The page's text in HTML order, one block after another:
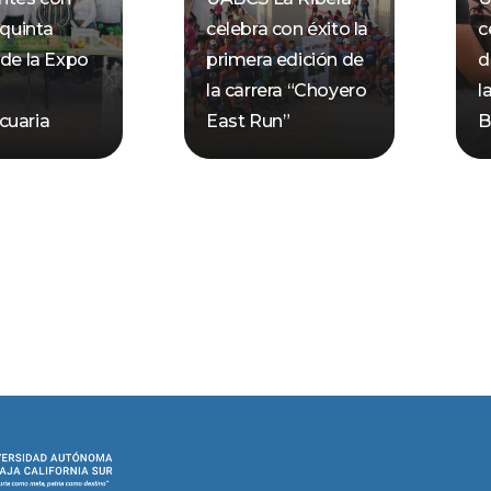
la Expo
celebra con éxito la
primera edición de
la carrera “Choyero
East Run”